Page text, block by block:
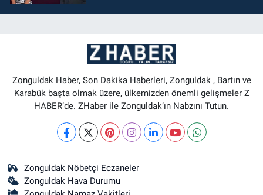
Zonguldak Haber, Son Dakika Haberleri, Zonguldak , Bartın ve
Karabük başta olmak üzere, ülkemizden önemli gelişmeler Z
HABER’de. ZHaber ile Zonguldak’ın Nabzını Tutun.
Zonguldak Nöbetçi Eczaneler
Zonguldak Hava Durumu